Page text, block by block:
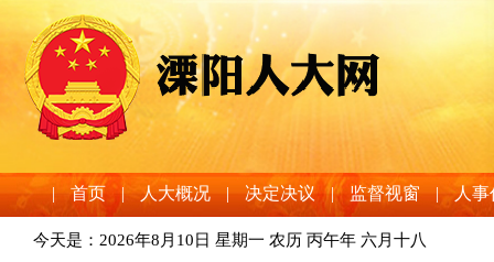
| 首页 | 人大概况 | 决定决议 | 监督视窗 | 人事
今天是： 2026年8月10日 星期一 农历 丙午年 六月十八